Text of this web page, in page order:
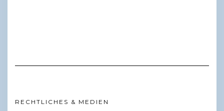
RECHTLICHES & MEDIEN